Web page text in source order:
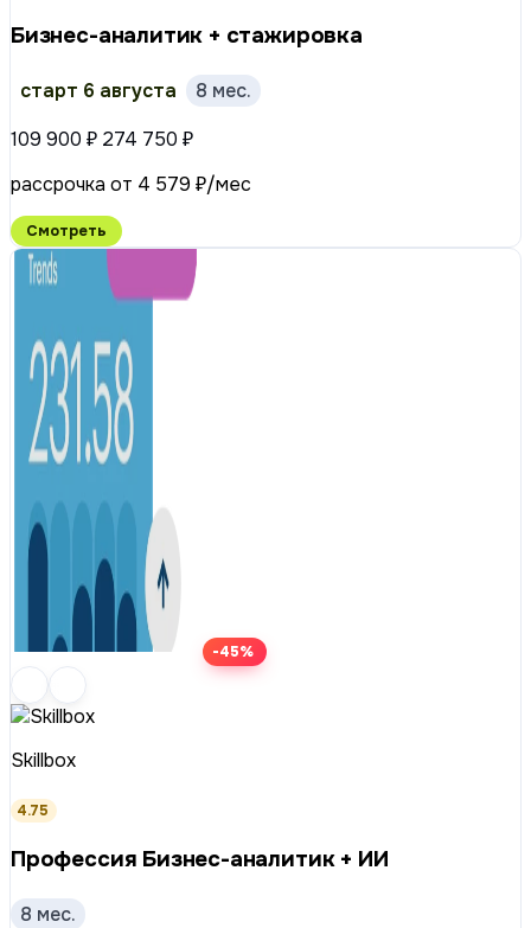
Бизнес-аналитик + стажировка
старт 6 августа
8 мес.
109 900 ₽ 274 750 ₽
рассрочка от 4 579 ₽/мес
Смотреть
-45%
Skillbox
4.75
Профессия Бизнес-аналитик + ИИ
8 мес.